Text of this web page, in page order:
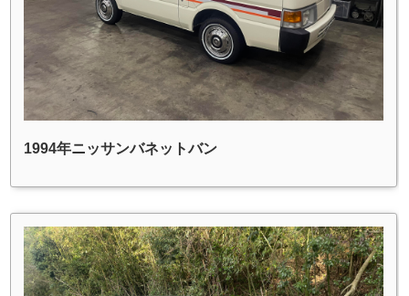
1994年ニッサンバネットバン